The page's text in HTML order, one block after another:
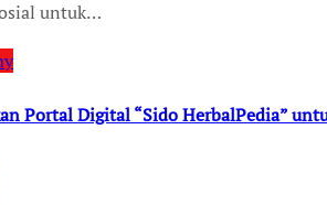
untuk…
Portal Digital “Sido HerbalPedia”